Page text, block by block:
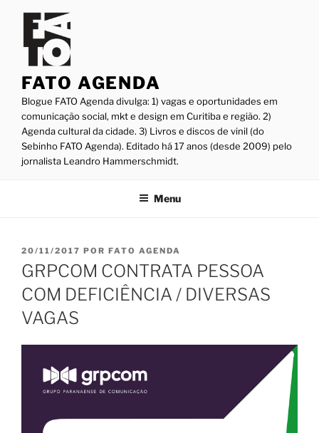
conteúdo
FATO AGENDA
Blogue FATO Agenda divulga: 1) vagas e oportunidades em
comunicação social, mkt e design em Curitiba e região. 2)
Agenda cultural da cidade. 3) Livros e discos de vinil (do
Sebinho FATO Agenda). Editado há 17 anos (desde 2009) pelo
jornalista Leandro Hammerschmidt.
Menu
PUBLICADO
EM
20/11/2017 POR FATO AGENDA
GRPCOM CONTRATA PESSOA
COM DEFICIÊNCIA / DIVERSAS
VAGAS